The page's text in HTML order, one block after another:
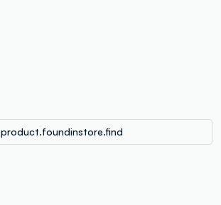
product.foundinstore.find